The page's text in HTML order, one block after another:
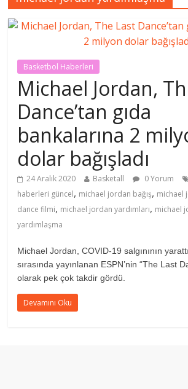
Basketbol Haberleri
Michael Jordan,
Dance’tan gıda
bankalarına 2
dolar bağışladı
24 Aralık 2020 Basketall 0 Yorum
haberleri güncel, michael jordan bağış, michael
dance filmi, michael jordan yardımları, michael
yardımlaşma
Michael Jordan, COVID-19 salgınının
sırasında yayınlanan ESPN’nin “The Last
olarak pek çok takdir gördü.
Devamını Oku